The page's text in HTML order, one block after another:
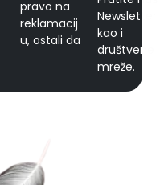
pravo na
reklamacij
u, ostali da
Newsletter
kao i
društvene
mreže.